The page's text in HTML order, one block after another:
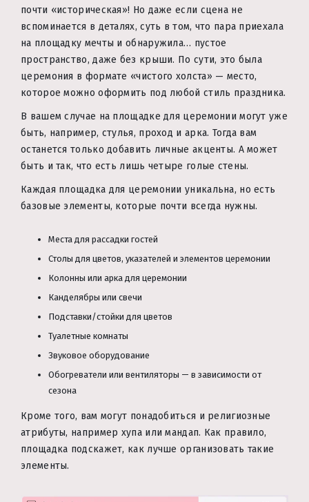
почти «историческая»! Но даже если сцена не
вспоминается в деталях, суть в том, что пара приехала
на площадку мечты и обнаружила… пустое
пространство, даже без крыши. По сути, это была
церемония в формате «чистого холста» — место,
которое можно оформить под любой стиль праздника.
В вашем случае на площадке для церемонии могут уже
быть, например, стулья, проход и арка. Тогда вам
останется только добавить личные акценты. А может
быть и так, что есть лишь четыре голые стены.
Каждая площадка для церемонии уникальна, но есть
базовые элементы, которые почти всегда нужны.
Места для рассадки гостей
Столы для цветов, указателей и элементов церемонии
Колонны или арка для церемонии
Канделябры или свечи
Подставки/стойки для цветов
Туалетные комнаты
Звуковое оборудование
Обогреватели или вентиляторы — в зависимости от
сезона
Кроме того, вам могут понадобиться и религиозные
атрибуты, например хупа или мандап. Как правило,
площадка подскажет, как лучше организовать такие
элементы.